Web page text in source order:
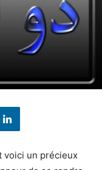
voici un précieux